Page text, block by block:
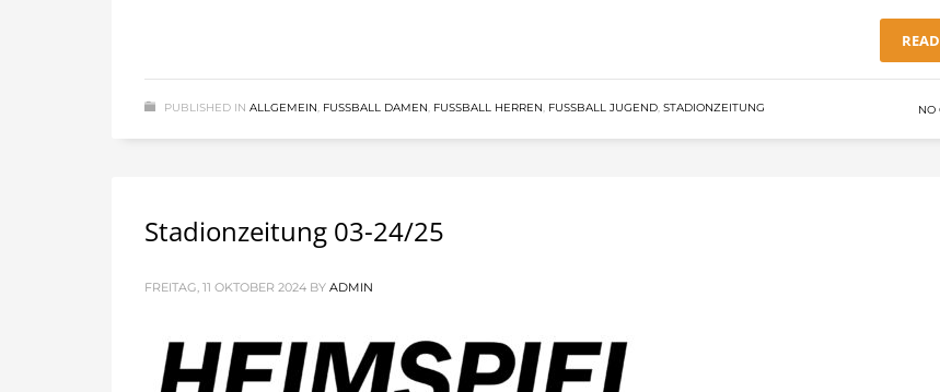
PUBLISHED IN ALLGEMEIN FUSSBALL DAMEN FUSSBALL HERREN FUSSBALL JUGEND STADIONZEITUNG NO
Stadionzeitung 03-24/25
FREITAG, 11 OKTOBER 2024 BY ADMIN